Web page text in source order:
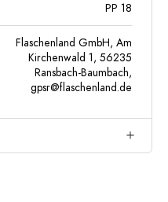
PP 18
Flaschenland GmbH, Am
Kirchenwald 1, 56235
Ransbach-Baumbach,
gpsr@flaschenland.de